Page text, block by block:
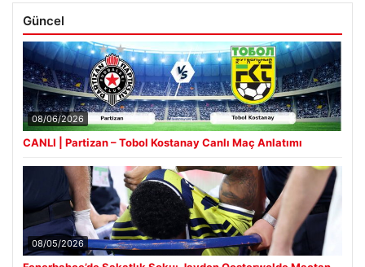
Güncel
08/06/2026
CANLI | Partizan – Tobol Kostanay Canlı Maç Anlatımı
08/05/2026